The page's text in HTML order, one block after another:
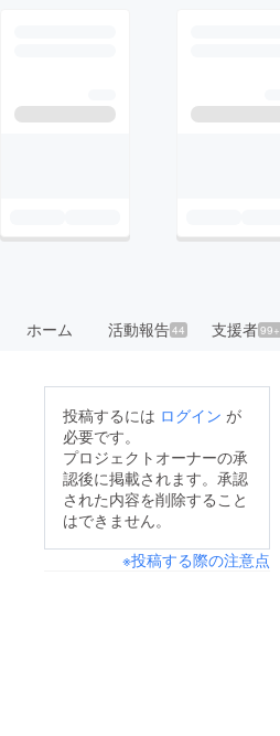
ホーム 活動報告44 支援者99+
投稿するには ログイン が
必要です。
プロジェクトオーナーの承
認後に掲載されます。承認
された内容を削除すること
はできません。
※投稿する際の注意点